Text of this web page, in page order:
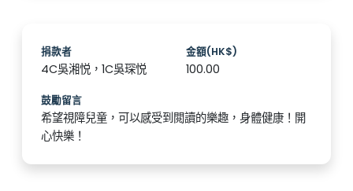
捐款者
4C吳湘悦，1C吳琛悦
金額(HK$)
100.00
鼓勵留言
希望視障兒童，可以感受到閲讀的樂趣，身體健康！開
心快樂！